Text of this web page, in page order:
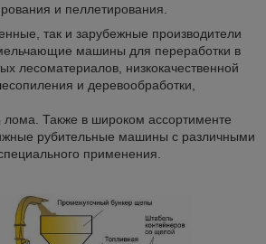
и пеллетирования.
так и зарубежные производители
машины для переработки в
лесоматериалов, низкокачественной
и деревообработки,
лома. Также в широком ассортименте
рубительные машины с различными
применения.